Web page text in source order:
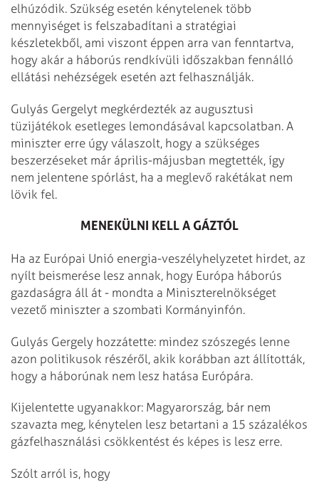
elhúzódik. Szükség esetén kénytelenek több
mennyiséget is felszabadítani a stratégiai
készletekből, ami viszont éppen arra van fenntartva,
hogy akár a háborús rendkívüli időszakban fennálló
ellátási nehézségek esetén azt felhasználják.
Gulyás Gergelyt megkérdezték az augusztusi
tüzijátékok esetleges lemondásával kapcsolatban. A
miniszter erre úgy válaszolt, hogy a szükséges
beszerzéseket már április-májusban megtették, így
nem jelentene spórlást, ha a meglevő rakétákat nem
lövik fel.
MENEKÜLNI KELL A GÁZTÓL
Ha az Európai Unió energia-veszélyhelyzetet hirdet, az
nyílt beismerése lesz annak, hogy Európa háborús
gazdaságra áll át - mondta a Miniszterelnökséget
vezető miniszter a szombati Kormányinfón.
Gulyás Gergely hozzátette: mindez szószegés lenne
azon politikusok részéről, akik korábban azt állították,
hogy a háborúnak nem lesz hatása Európára.
Kijelentette ugyanakkor: Magyarország, bár nem
szavazta meg, kénytelen lesz betartani a 15 százalékos
gázfelhasználási csökkentést és képes is lesz erre.
Szólt arról is, hogy